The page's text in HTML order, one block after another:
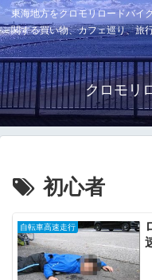
東海地方をクロモリロードバイ
関する買い物、カフェ巡り、旅
クロモリ
初心者
自転車高速走行